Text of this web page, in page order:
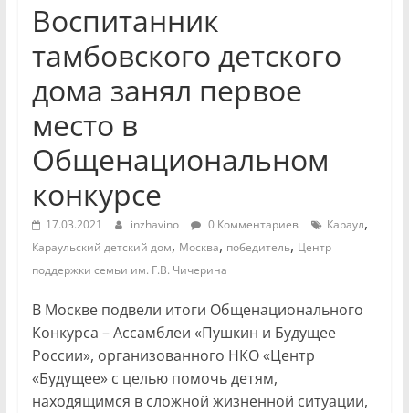
Воспитанник
тамбовского детского
дома занял первое
место в
Общенациональном
конкурсе
17.03.2021 inzhavino 0 Комментариев Караул,
Караульский детский дом, Москва, победитель, Центр
поддержки семьи им. Г.В. Чичерина
В Москве подвели итоги Общенационального
Конкурса – Ассамблеи «Пушкин и Будущее
России», организованного НКО «Центр
«Будущее» с целью помочь детям,
находящимся в сложной жизненной ситуации,